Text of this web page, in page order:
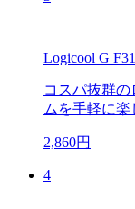
Logicool G
コスパ抜群
ムを手軽に楽
2,860円
4